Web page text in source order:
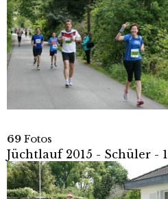
69 Fotos
Jüchtlauf 2015 - Schüler - 1